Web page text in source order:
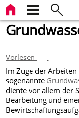
Vorlesen
Im Zuge der Arbeiten
sogenannte
diente vor allem der
Bearbeitung und